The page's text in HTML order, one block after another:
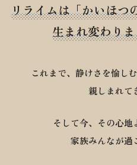
リライムは「かいほつ
生まれ変わり
これまで、静けさを愉し
親しまれて
そして今、その心地
家族みんなが過